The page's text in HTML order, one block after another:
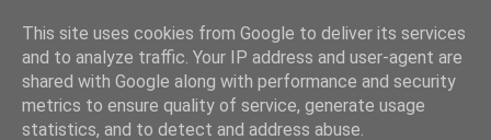
WWW.GAZISTI.RO
This site uses cookies from Google to deliver its services
and to analyze traffic. Your IP address and user-agent are
shared with Google along with performance and security
metrics to ensure quality of service, generate usage
statistics, and to detect and address abuse.